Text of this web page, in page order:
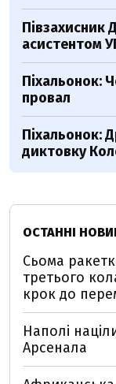
Півзахисник
асистентом
Піхальонок:
провал
Піхальонок:
диктовку
ОСТАННІ
Сьома
третього
крок до
Наполі
Арсенала